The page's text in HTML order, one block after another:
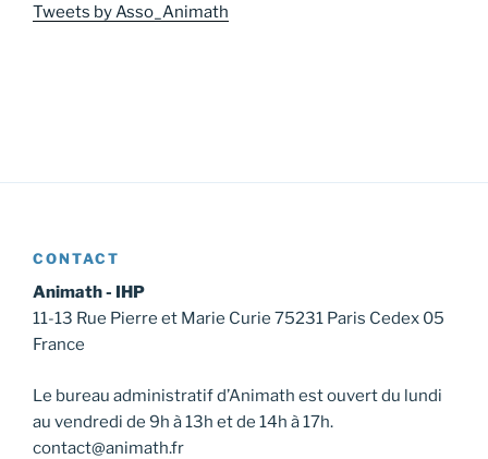
Tweets by Asso_Animath
CONTACT
Animath - IHP
11-13 Rue Pierre et Marie Curie 75231 Paris Cedex 05
France
Le bureau administratif d’Animath est ouvert du lundi
au vendredi de 9h à 13h et de 14h à 17h.
contact@animath.fr